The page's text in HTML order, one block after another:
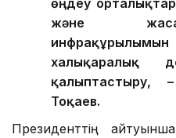
өңдеу
және
халықаралық
қалыптастыру,
Тоқаев.
Президенттің